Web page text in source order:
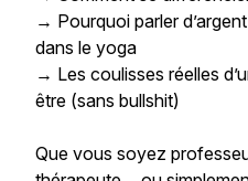
→ Pourquoi parler
dans le yoga
→ Les coulisses réelles
être (sans bullshit)
Que vous soyez